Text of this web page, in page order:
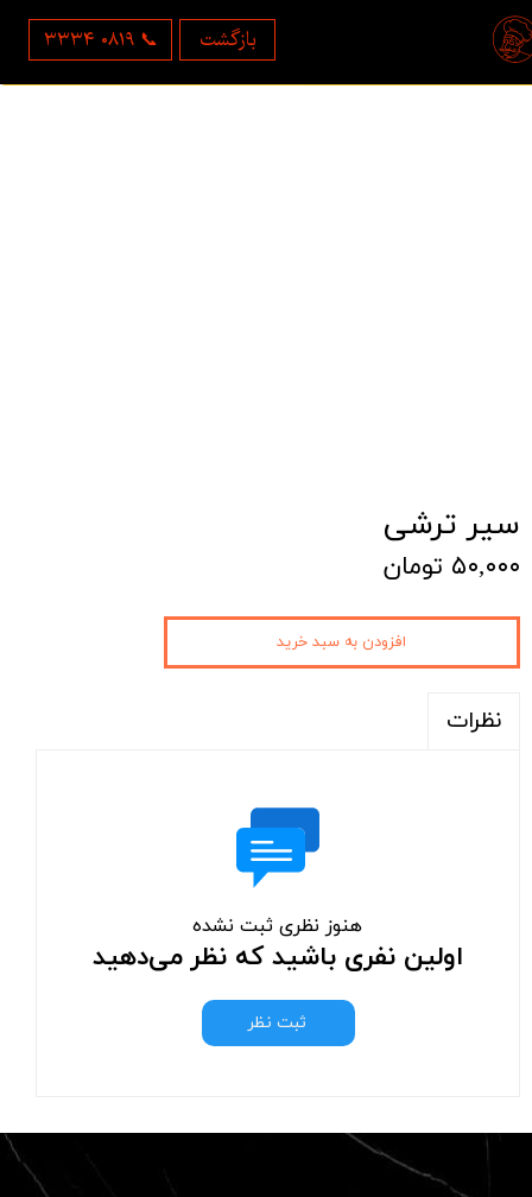
۳۳۳۴ ۰۸۱۹ 📞 بازگشت
سیر ترشی
۵۰,۰۰۰ تومان
افزودن به سبد خرید
نظرات
هنوز نظری ثبت نشده
اولین نفری باشید که نظر می‌دهید
ثبت نظر